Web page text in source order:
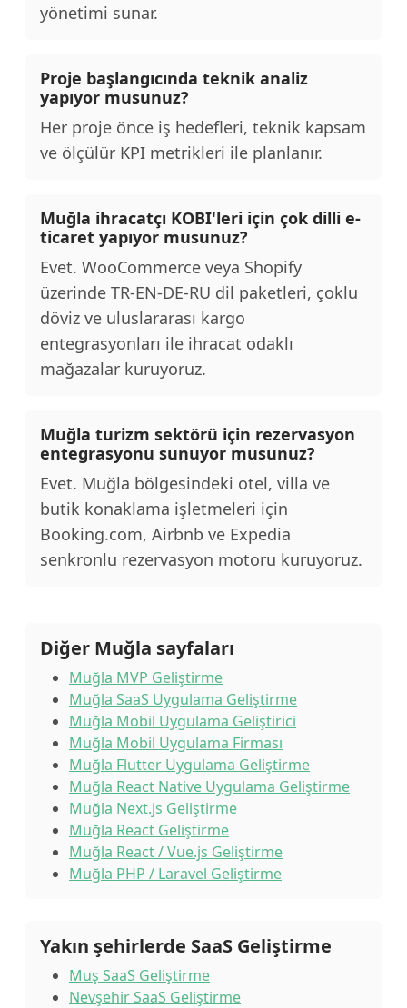
yönetimi sunar.
Proje başlangıcında teknik analiz
yapıyor musunuz?
Her proje önce iş hedefleri, teknik kapsam
ve ölçülür KPI metrikleri ile planlanır.
Muğla ihracatçı KOBI'leri için çok dilli e-
ticaret yapıyor musunuz?
Evet. WooCommerce veya Shopify
üzerinde TR-EN-DE-RU dil paketleri, çoklu
döviz ve uluslararası kargo
entegrasyonları ile ihracat odaklı
mağazalar kuruyoruz.
Muğla turizm sektörü için rezervasyon
entegrasyonu sunuyor musunuz?
Evet. Muğla bölgesindeki otel, villa ve
butik konaklama işletmeleri için
Booking.com, Airbnb ve Expedia
senkronlu rezervasyon motoru kuruyoruz.
Diğer Muğla sayfaları
Muğla MVP Geliştirme
Muğla SaaS Uygulama Geliştirme
Muğla Mobil Uygulama Geliştirici
Muğla Mobil Uygulama Firması
Muğla Flutter Uygulama Geliştirme
Muğla React Native Uygulama Geliştirme
Muğla Next.js Geliştirme
Muğla React Geliştirme
Muğla React / Vue.js Geliştirme
Muğla PHP / Laravel Geliştirme
Yakın şehirlerde SaaS Geliştirme
Muş SaaS Geliştirme
Nevşehir SaaS Geliştirme